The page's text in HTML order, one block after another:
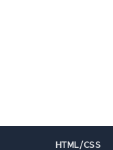
HTML/CSS